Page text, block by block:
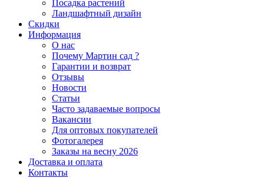
Посадка растений
Ландшафтный дизайн
Скидки
Информация
О нас
Почему Мартин сад ?
Гарантии и возврат
Отзывы
Новости
Статьи
Часто задаваемые вопросы
Вакансии
Для оптовых покупателей
Фотогалерея
Заказы на весну 2026
Доставка и оплата
Контакты